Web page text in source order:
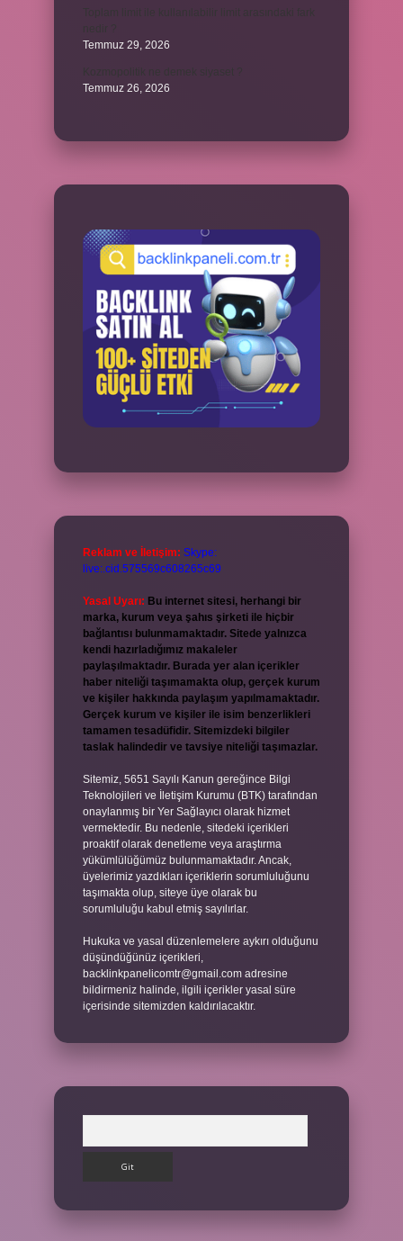
Temmuz 29, 2026
Temmuz 26, 2026
Reklam ve İletişim: Skype:
live:.cid.575569c608265c69
Yasal Uyarı: Bu internet sitesi, herhangi bir
marka, kurum veya şahıs şirketi ile hiçbir
bağlantısı bulunmamaktadır. Sitede yalnızca
kendi hazırladığımız makaleler
paylaşılmaktadır. Burada yer alan içerikler
haber niteliği taşımamakta olup, gerçek kurum
ve kişiler hakkında paylaşım yapılmamaktadır.
Gerçek kurum ve kişiler ile isim benzerlikleri
tamamen tesadüfidir. Sitemizdeki bilgiler
taslak halindedir ve tavsiye niteliği taşımazlar.
Sitemiz, 5651 Sayılı Kanun gereğince Bilgi
Teknolojileri ve İletişim Kurumu (BTK) tarafından
onaylanmış bir Yer Sağlayıcı olarak hizmet
vermektedir. Bu nedenle, sitedeki içerikleri
proaktif olarak denetleme veya araştırma
yükümlülüğümüz bulunmamaktadır. Ancak,
üyelerimiz yazdıkları içeriklerin sorumluluğunu
taşımakta olup, siteye üye olarak bu
sorumluluğu kabul etmiş sayılırlar.
Hukuka ve yasal düzenlemelere aykırı olduğunu
düşündüğünüz içerikleri,
backlinkpanelicomtr@gmail.com adresine
bildirmeniz halinde, ilgili içerikler yasal süre
içerisinde sitemizden kaldırılacaktır.